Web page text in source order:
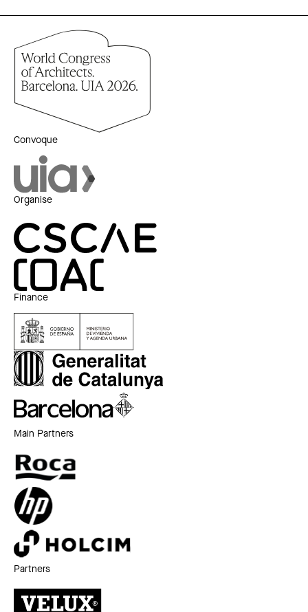
Convoque
Organise
Finance
Main Partners
Partners